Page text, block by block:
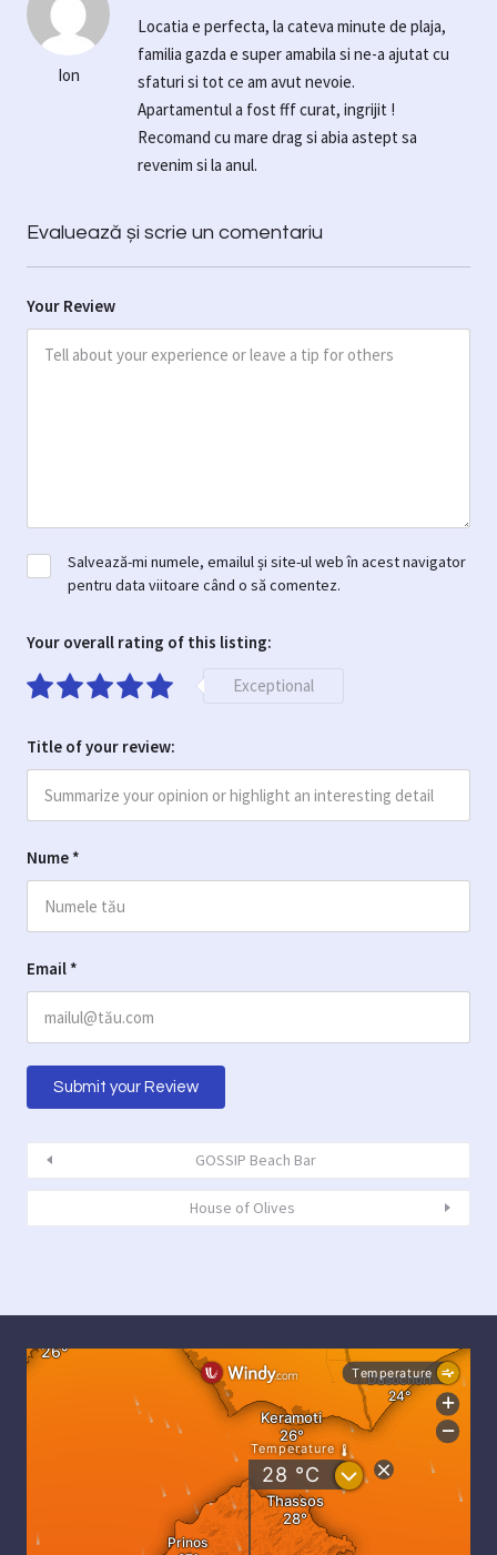
Ion
Locatia e perfecta, la cateva minute de plaja,
familia gazda e super amabila si ne-a ajutat cu
sfaturi si tot ce am avut nevoie.
Apartamentul a fost fff curat, ingrijit !
Recomand cu mare drag si abia astept sa
revenim si la anul.
Evaluează și scrie un comentariu
Your Review
Nume *
Email *
Salvează-mi numele, emailul și site-ul web în acest navigator
pentru data viitoare când o să comentez.
Your overall rating of this listing:
Exceptional
Title of your review:
GOSSIP Beach Bar
House of Olives